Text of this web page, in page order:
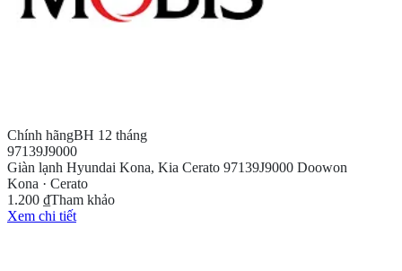
Chính hãngBH 12 tháng
97139J9000
Giàn lạnh Hyundai Kona, Kia Cerato 97139J9000 Doowon
Kona · Cerato
1.200 ₫Tham khảo
Xem chi tiết